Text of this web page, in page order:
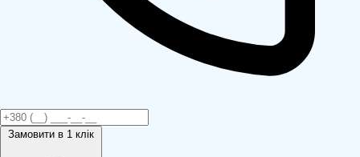
Замовити в 1 клік